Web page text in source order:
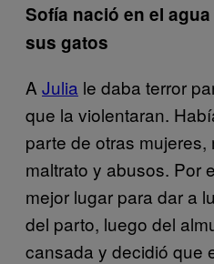
Sofía nació en el
sus gatos
A Julia le daba terror
que la violentaran.
parte de otras
maltrato y abusos. Por
mejor lugar para dar a
del parto, luego del
cansada y decidió que